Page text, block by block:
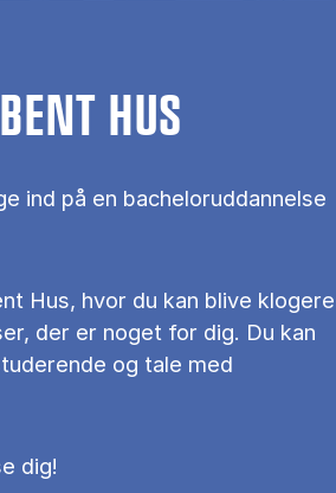
HUS
ind på en bacheloruddannelse
Hus, hvor du kan blive klogere
der er noget for dig. Du kan
og tale med
dig!